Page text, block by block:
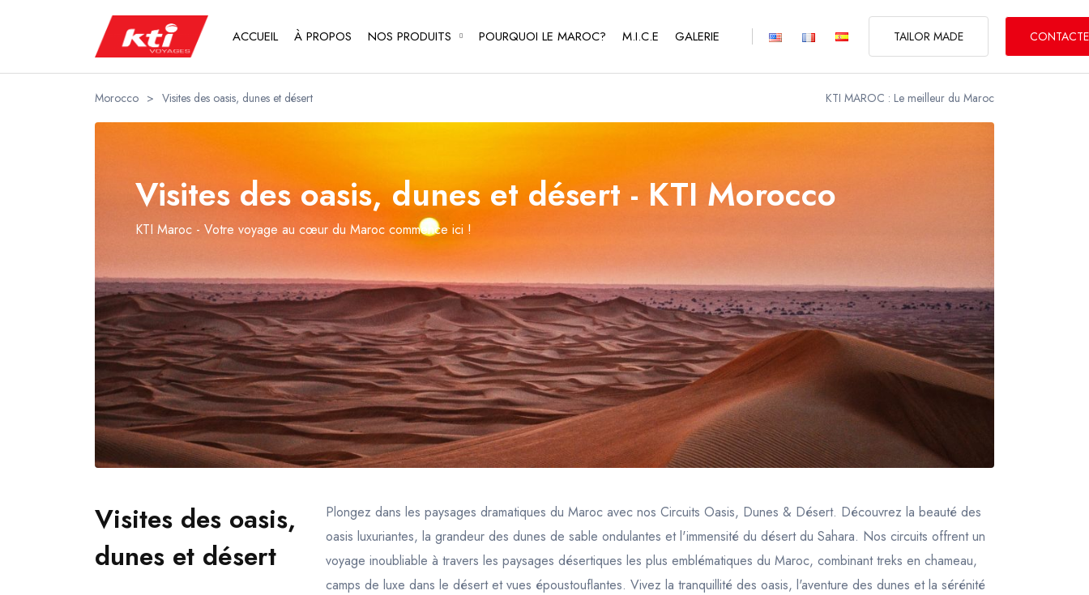
ACCUEIL À PROPOS NOS PRODUITS
ESCAPADES URBAINES
Visites des villes impériales Grands Tours du Maroc Visites des oasis, dunes et désert
POURQUOI LE MAROC? M.I.C.E GALERIE TAILOR MADE
Morocco > Visites des oasis, dunes et désert KTI MAROC : Le meilleur du Maroc
Visites des oasis, dunes et désert - KTI Morocco
KTI Maroc - Votre voyage au cœur du Maroc commence ici !
Visites des oasis,
dunes et désert
Plongez dans les paysages dramatiques du Maroc avec nos Circuits Oasis, Dunes & Désert. Découvrez la beauté des
oasis luxuriantes, la grandeur des dunes de sable ondulantes et l'immensité du désert du Sahara. Nos circuits offrent un
voyage inoubliable à travers les paysages désertiques les plus emblématiques du Maroc, combinant treks en chameau,
camps de luxe dans le désert et vues époustouflantes. Vivez la tranquillité des oasis, l'aventure des dunes et la sérénité